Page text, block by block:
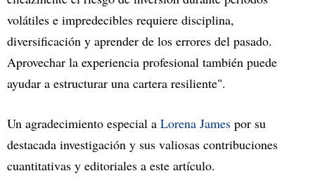
volátiles e impredecibles requiere disciplina,
diversificación y aprender de los errores del pasado.
Aprovechar la experiencia profesional también puede
ayudar a estructurar una cartera resiliente".
Un agradecimiento especial a Lorena James por su
destacada investigación y sus valiosas contribuciones
cuantitativas y editoriales a este artículo.